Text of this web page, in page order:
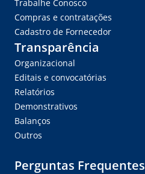
Trabalhe Conosco
Compras e contratações
Cadastro de Fornecedor
Transparência
Organizacional
Editais e convocatórias
Relatórios
Demonstrativos
Balanços
Outros
Perguntas Frequentes